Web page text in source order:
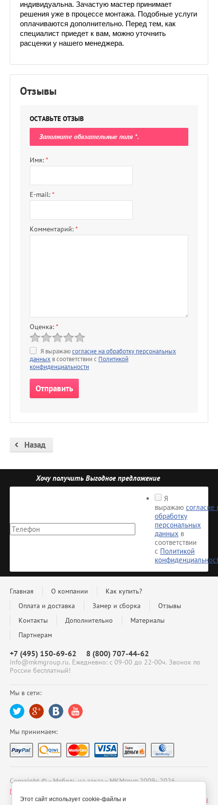
индивидуальна. Зачастую мастер принимает
решения уже в процессе монтажа. Подобные услуги
оплачиваются дополнительно. Перед тем, как
специалист приедет к вам, можно уточнить
расценки у нашего менеджера.
Отзывы
ОСТАВЬТЕ ОТЗЫВ
Заполните обязательные поля *.
Имя: *
E-mail: *
Комментарий: *
Оценка: *
Я выражаюсогласие на обработку персональных
данных в соответствии с Политикой
конфиденциальности
Назад
Хочу получить Выгодное предложение
Я
выражаю согласие
обработку
персональных
данных в
соответствии
с Политикой
Главная О компании
Как купить?
Оплата и доставка
Замер и сборка
Отзывы
Контакты
Дополнительно
Материалы
Партнерам
+7 (495) 150-69-62 8 (800) 707-44-62
info@mkmgroup.ru. Ежедневно: с 09-00 до 22-00ч. Звонок по
России бесплатный!
Мы в сети:
Мы принимаем:
Copyright © - Мебель на заказ - МКМгруп 2009- 2026
Политика конфиденциальности
Сайт создан в: megagroup.ru
Этот сайт использует cookie-файлы и